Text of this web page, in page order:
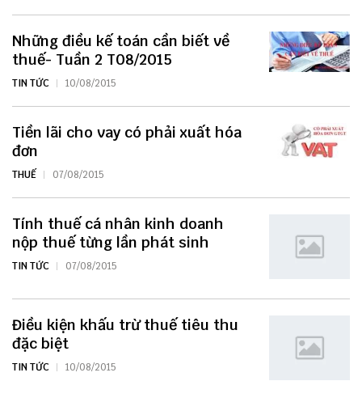
Những điều kế toán cần biết về
thuế- Tuần 2 T08/2015
TIN TỨC 10/08/2015
Tiền lãi cho vay có phải xuất hóa
đơn
THUẾ 07/08/2015
Tính thuế cá nhân kinh doanh
nộp thuế từng lần phát sinh
TIN TỨC 07/08/2015
Điều kiện khấu trừ thuế tiêu thu
đặc biệt
TIN TỨC 10/08/2015